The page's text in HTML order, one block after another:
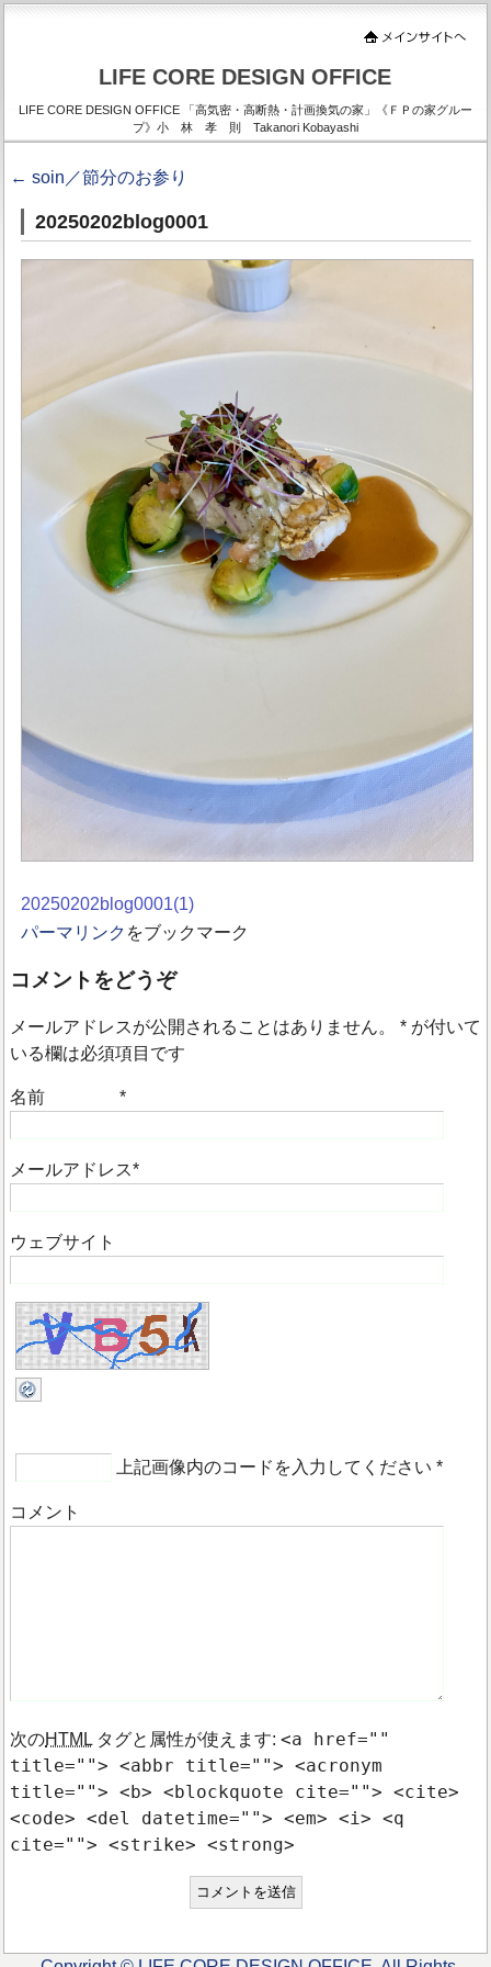
LIFE CORE DESIGN OFFICE
LIFE CORE DESIGN OFFICE 「高気密・高断熱・計画換気の家」《ＦＰの家グルー
プ》小 林 孝 則 Takanori Kobayashi
← soin／節分のお参り
20250202blog0001
20250202blog0001(1)
パーマリンク をブックマーク
コメントをどうぞ
メールアドレスが公開されることはありません。* が付いて
いる欄は必須項目です
名前 *
メールアドレス*
ウェブサイト
上記画像内のコードを入力してください *
コメント
次のHTMLタグと属性が使えます:<a href=""
title=""> <abbr title=""> <acronym
title=""> <b> <blockquote cite=""> <cite>
<code> <del datetime=""> <em> <i> <q
cite=""> <strike> <strong>